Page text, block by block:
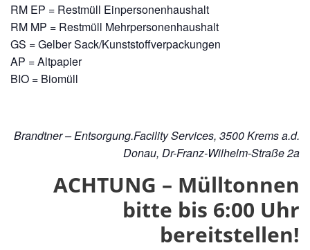
RM EP = Restmüll Einpersonenhaushalt
RM MP = Restmüll Mehrpersonenhaushalt
GS = Gelber Sack/Kunststoffverpackungen
AP = Altpapier
BIO = Biomüll
Brandtner – Entsorgung.Facility Services, 3500 Krems a.d.
Donau, Dr-Franz-Wilhelm-Straße 2a
ACHTUNG – Mülltonnen
bitte bis 6:00 Uhr
bereitstellen!